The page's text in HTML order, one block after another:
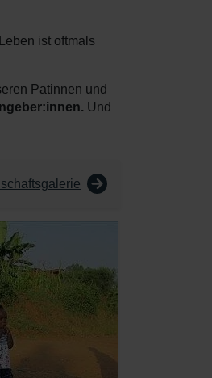
ist oftmals
Patinnen und
Und